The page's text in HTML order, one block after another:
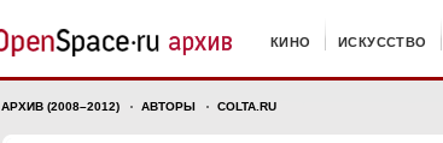
КИНО ИСКУССТВО
АРХИВ (2008–2012) АВТОРЫ COLTA.RU